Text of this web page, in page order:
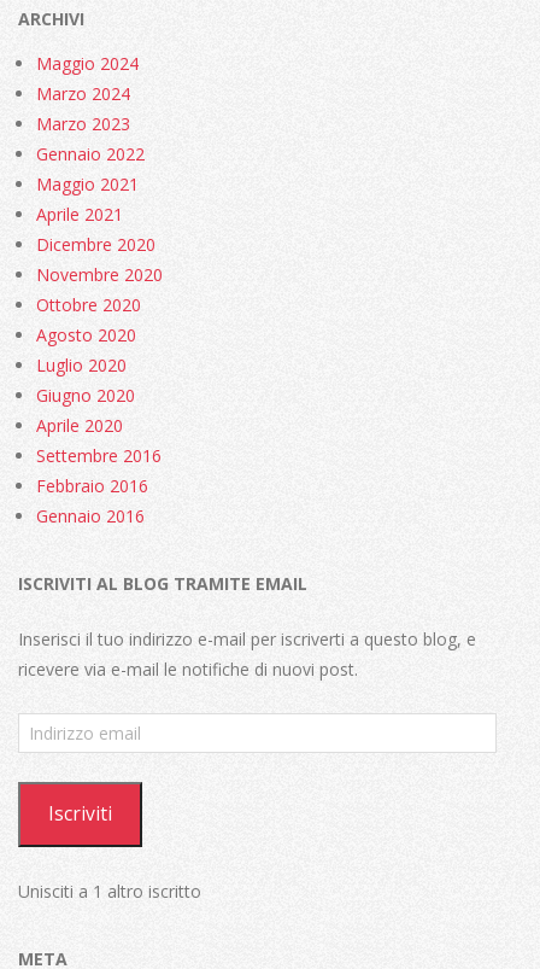
ARCHIVI
Maggio 2024
Marzo 2024
Marzo 2023
Gennaio 2022
Maggio 2021
Aprile 2021
Dicembre 2020
Novembre 2020
Ottobre 2020
Agosto 2020
Luglio 2020
Giugno 2020
Aprile 2020
Settembre 2016
Febbraio 2016
Gennaio 2016
ISCRIVITI AL BLOG TRAMITE EMAIL
Inserisci il tuo indirizzo e-mail per iscriverti a questo blog, e
ricevere via e-mail le notifiche di nuovi post.
Indirizzo
email
Iscriviti
Unisciti a 1 altro iscritto
META